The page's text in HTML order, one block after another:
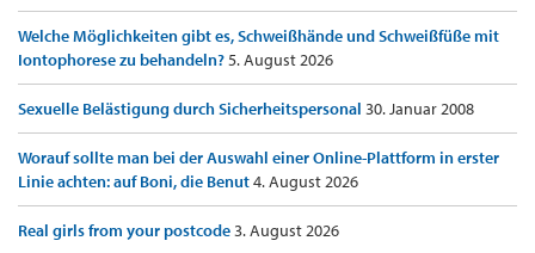
Welche Möglichkeiten gibt es, Schweißhände und Schweißfüße mit
Iontophorese zu behandeln?5. August 2026
Sexuelle Belästigung durch Sicherheitspersonal 30. Januar 2008
Worauf sollte man bei der Auswahl einer Online-Plattform in erster
Linie achten: auf Boni, die Benut4. August 2026
Real girls from your postcode3. August 2026